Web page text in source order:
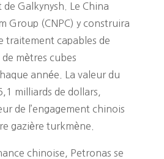
Galkynysh. Le China
Group (CNPC) y construira
traitement capables de
mètres cubes
année. La valeur du
milliards de dollars,
de l’engagement chinois
gazière turkmène.
chinoise, Petronas se